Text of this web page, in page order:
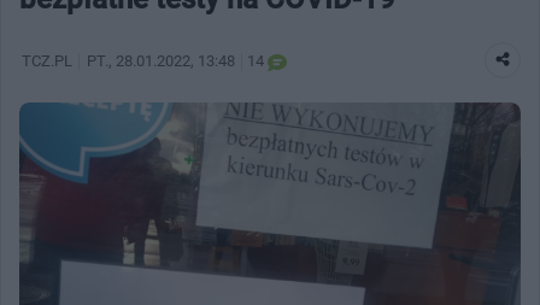
TCZ.PL PT. , 28.01.2022, 13:48 14